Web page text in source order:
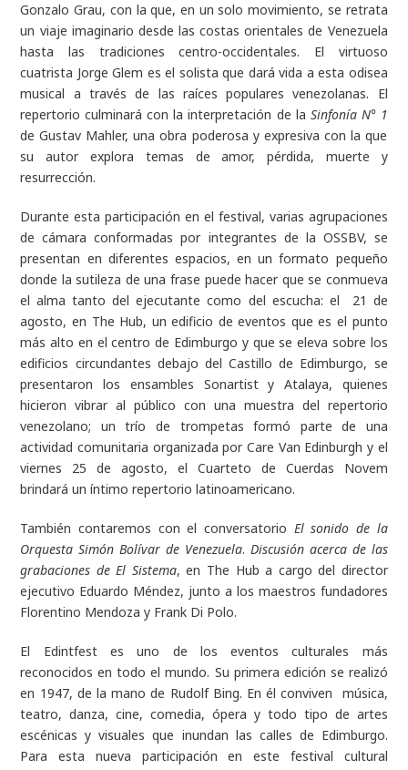
Gonzalo Grau, con la que, en un solo movimiento, se retrata
un viaje imaginario desde las costas orientales de Venezuela
hasta las tradiciones centro-occidentales. El virtuoso
cuatrista Jorge Glem es el solista que dará vida a esta odisea
musical a través de las raíces populares venezolanas. El
repertorio culminará con la interpretación de la Sinfonía N° 1
de Gustav Mahler,una obra poderosa y expresiva con la que
su autor explora temas de amor, pérdida, muerte y
resurrección.
Durante esta participación en el festival, varias agrupaciones
de cámara conformadas por integrantes de la OSSBV, se
presentan en diferentes espacios, en un formato pequeño
donde la sutileza de una frase puede hacer que se conmueva
el alma tanto del ejecutante como del escucha: el
21 de
agosto, en The Hub, un edificio de eventos que es el punto
más alto en el centro de Edimburgo y que se eleva sobre los
edificios circundantes debajo del Castillo de Edimburgo, se
presentaron los ensambles Sonartist y Atalaya, quienes
hicieron vibrar al público con una muestra del repertorio
venezolano; un trío de trompetas formó parte de una
actividad comunitaria organizada por Care Van Edinburgh y el
viernes 25 de agosto, el Cuarteto de Cuerdas Novem
brindará un íntimo repertorio latinoamericano.
También contaremos con el conversatorio El sonido de la
Orquesta Simón Bolívar de Venezuela. Discusión acerca de las
grabaciones de El Sistema, en The Hub a cargo del director
ejecutivo Eduardo Méndez, junto a los maestros fundadores
Florentino Mendoza y Frank Di Polo.
El Edintfest es uno de los eventos culturales más
reconocidos en todo el mundo. Su primera edición se realizó
en 1947, de la mano de Rudolf Bing. En él conviven música,
teatro, danza, cine, comedia, ópera y todo tipo de artes
escénicas y visuales que inundan las calles de Edimburgo.
Para esta nueva participación en este festival cultural